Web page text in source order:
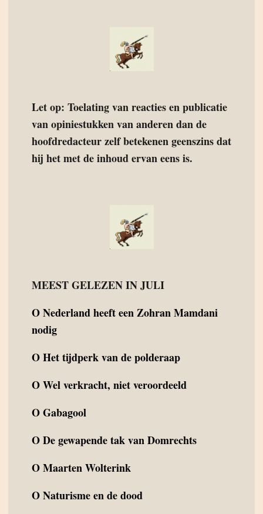
Let op: Toelating van reacties en publicatie
van opiniestukken van anderen dan de
hoofdredacteur zelf betekenen geenszins dat
hij het met de inhoud ervan eens is.
MEEST GELEZEN IN JULI
ONederland heeft een Zohran Mamdani
nodig
OHet tijdperk van de polderaap
OWel verkracht, niet veroordeeld
OGabagool
ODe gewapende tak van Domrechts
OMaarten Wolterink
ONaturisme en de dood